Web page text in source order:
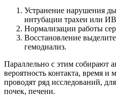
Устранение нарушения
интубации трахеи или
Нормализации работы
Восстановление
гемодиализ.
Параллельно с этим собирают
вероятность контакта, время и
проводят ряд исследований,
почек, печени.